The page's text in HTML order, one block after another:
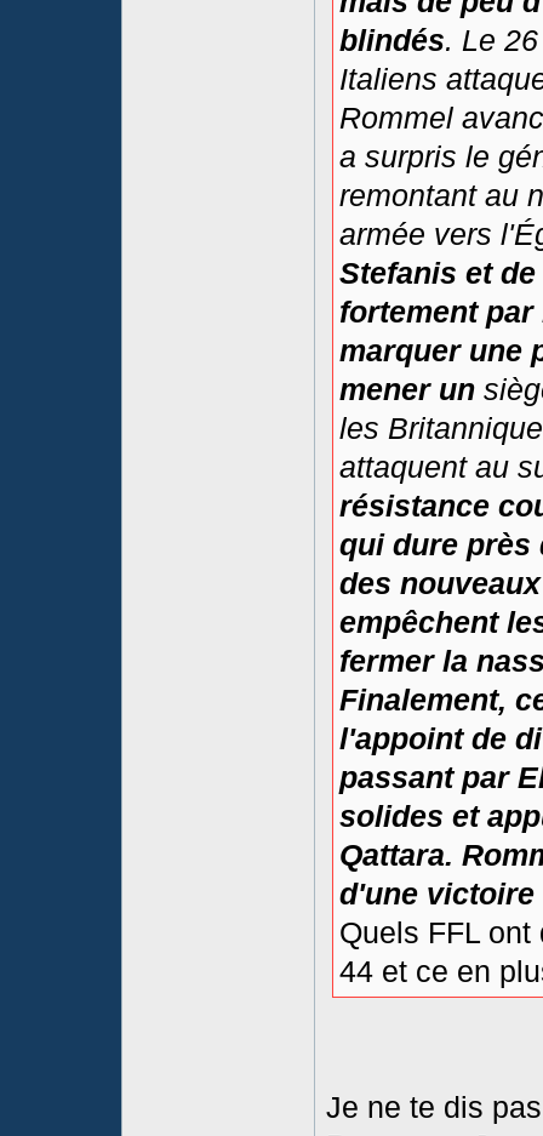
blindés. Le
Italiens
Rommel
a surpris le
remontant au
armée vers
Stefanis et
fortement par
marquer une
mener un
les
attaquent au
résistance
qui dure près
des
empêchent
fermer la
Finalement,
l'appoint de
passant par
solides et
Qattara.
d'une victoire
Quels FFL
44 et ce en
Je ne te dis